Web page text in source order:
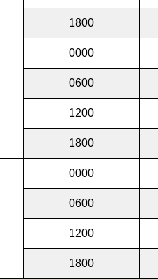
1800
0000
0600
1200
1800
0000
0600
1200
1800